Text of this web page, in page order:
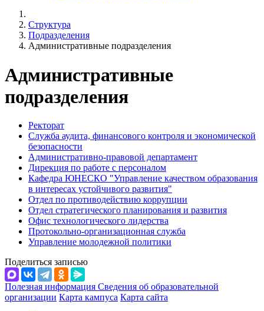
Структура
Подразделения
Административные подразделения
Административные
подразделения
Ректорат
Служба аудита, финансового контроля и экономической
безопасности
Административно-правовой департамент
Дирекция по работе с персоналом
Кафедра ЮНЕСКО "Управление качеством образования
в интересах устойчивого развития"
Отдел по противодействию коррупции
Отдел стратегического планирования и развития
Офис технологического лидерства
Протокольно-организационная служба
Управление молодежной политики
Поделиться записью
Полезная информация Сведения об образовательной
организации Карта кампуса Карта сайта